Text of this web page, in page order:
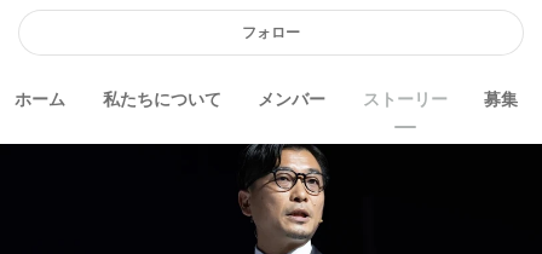
フォロー
ホーム 私たちについて メンバー ストーリー 募集